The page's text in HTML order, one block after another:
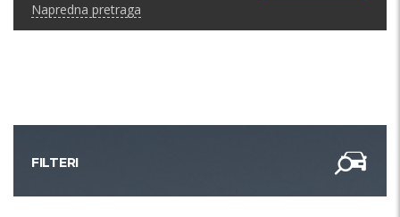
Napredna pretraga
FILTERI